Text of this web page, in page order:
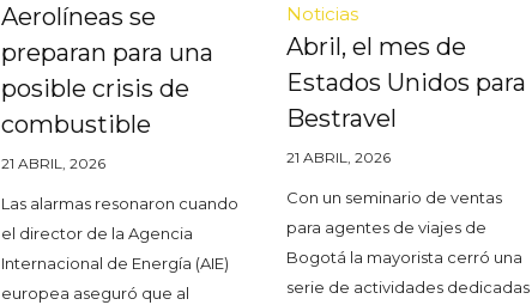
Aerolíneas se
preparan para una
posible crisis de
combustible
21 ABRIL, 2026
Las alarmas resonaron cuando
el director de la Agencia
Internacional de Energía (AIE)
europea aseguró que al
Noticias
Abril, el mes de
Estados Unidos para
Bestravel
21 ABRIL, 2026
Con un seminario de ventas
para agentes de viajes de
Bogotá la mayorista cerró una
serie de actividades dedicadas